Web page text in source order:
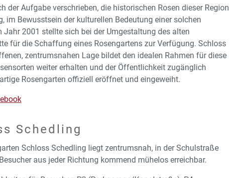
Aufgabe verschrieben, die historischen Rosen dieser Region
im Bewusstsein der kulturellen Bedeutung einer solchen
2001 stellte sich bei der Umgestaltung des alten
für die Schaffung eines Rosengartens zur Verfügung. Schloss
zentrumsnahen Lage bildet den idealen Rahmen für diese
weiter erhalten und der Öffentlichkeit zugänglich
Rosengarten offiziell eröffnet und eingeweiht.
Schedling
Schloss Schedling liegt zentrumsnah, in der Schulstraße
aus jeder Richtung kommend mühelos erreichbar.